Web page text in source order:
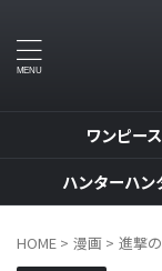
ワンピース
ハンターハン
HOME > 漫画 > 進撃